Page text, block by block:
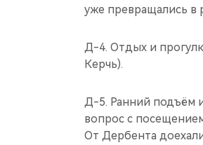
уже превращались в
Д-4. Отдых и
Керчь).
Д-5. Ранний подъём
вопрос с
От Дербента